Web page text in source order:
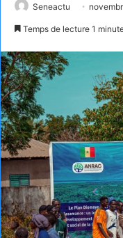
Seneactu
Temps de lecture 1